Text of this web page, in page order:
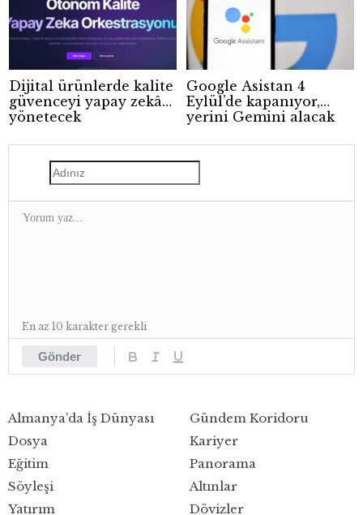
Dijital ürünlerde kalite
güvenceyi yapay zekâ
yönetecek
Google Asistan 4
Eylül’de kapanıyor,
yerini Gemini alacak
Gönder
En az 10 karakter gerekli
Almanya’da İş Dünyası
Dosya
Eğitim
Gündem Koridoru
Kariyer
Panorama
Söyleşi
Yatırım
Altınlar
Dövizler